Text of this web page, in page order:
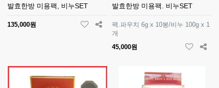
발효한방 미용팩, 비누SET
135,000원
발효한방 미용팩. 비누SET
팩.파우치 6g x 10봉/비누 100g x 1
개
45,000원